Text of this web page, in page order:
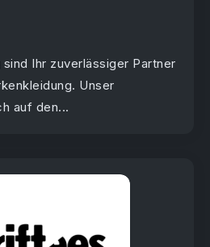
Ihr zuverlässiger Partner
Unser
auf den...